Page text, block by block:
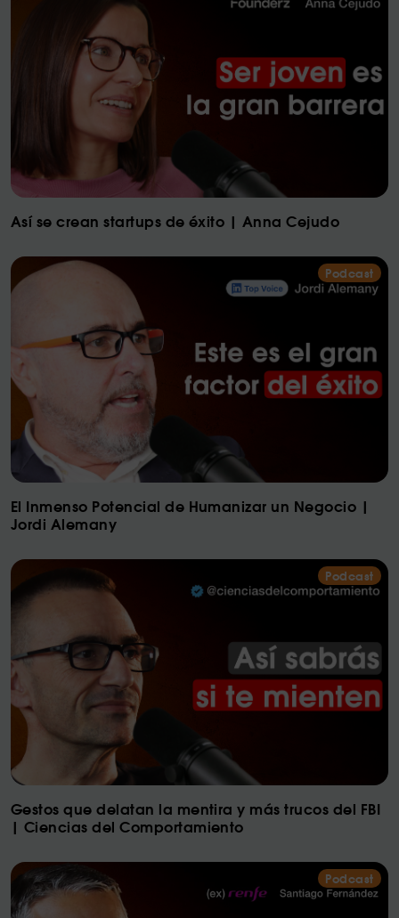
Así se crean startups de éxito | Anna Cejudo
Podcast
El Inmenso Potencial de Humanizar un Negocio |
Jordi Alemany
Podcast
Gestos que delatan la mentira y más trucos del FBI
| Ciencias del Comportamiento
Podcast